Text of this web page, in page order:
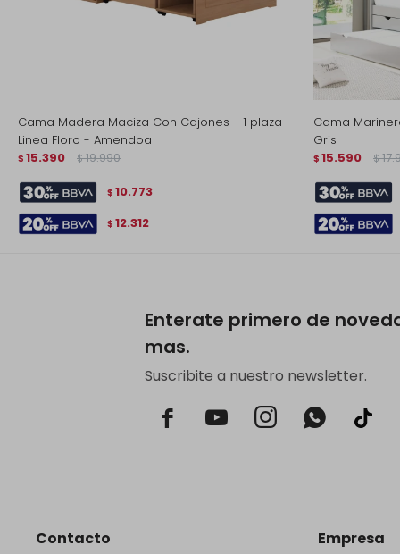
Cama Madera Maciza Con Cajones - 1 plaza -
Linea Floro - Amendoa
$ 15.390 $ 19.990
$ 10.773
$ 12.312
Cama
Gris
$ 15.590 $
Enterate primero de
mas.
Suscribite a nuestro newsletter.
  
Contacto Empresa